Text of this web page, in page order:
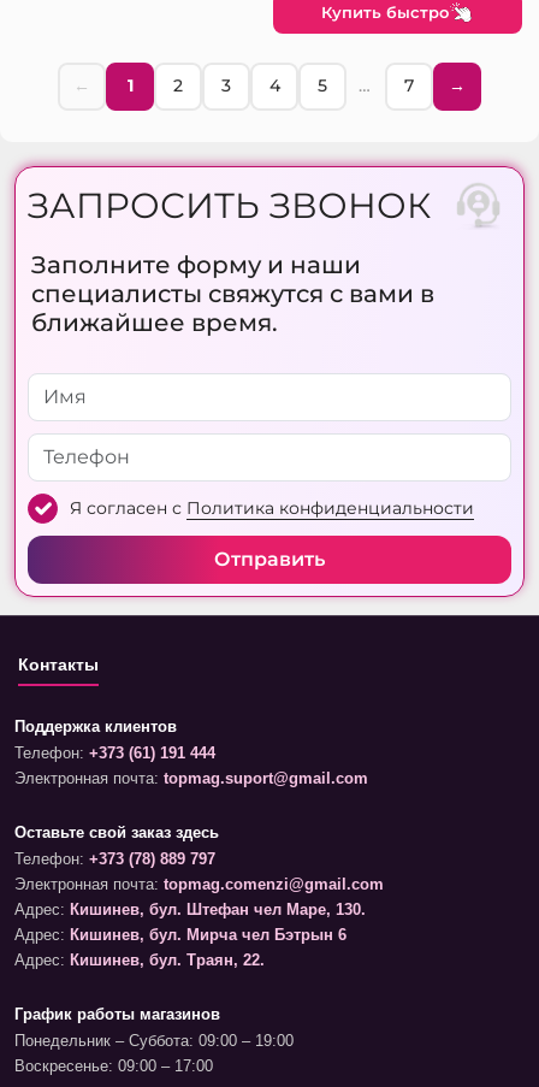
Купить быстро
← 1 2 3 4 5 … 7 →
ЗАПРОСИТЬ ЗВОНОК
Заполните форму и наши
специалисты свяжутся с вами в
ближайшее время.
Я согласен с Политика конфиденциальности
Отправить
Контакты
Поддержка клиентов
Телефон: +373 (61) 191 444
Электронная почта: topmag.suport@gmail.com
Оставьте свой заказ здесь
Телефон: +373 (78) 889 797
Электронная почта: topmag.comenzi@gmail.com
Адрес: Кишинев, бул. Штефан чел Маре, 130.
Адрес: Кишинев, бул. Мирча чел Бэтрын 6
Адрес: Кишинев, бул. Траян, 22.
График работы магазинов
Понедельник – Суббота: 09:00 – 19:00
Воскресенье: 09:00 – 17:00